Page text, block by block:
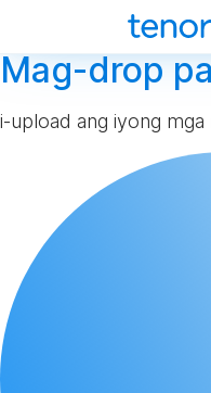
Mag-drop
i-upload ang iyong